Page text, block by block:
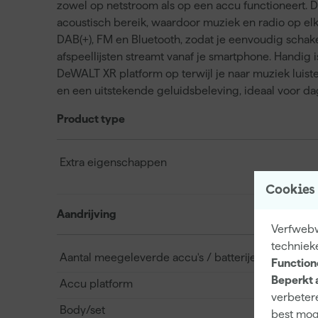
Cookies
Beperkt
best
zowel op netstroom als op een accu functioneert.
acoustisch bereik, waardoor muziek en radio op
DAB(+), FM en Bluetooth, zodat je eenvoudig
afspeellijsten streamt vanaf je smartphone.
DeWALT XR platform op terwijl je naar muziek
en een uitstekende geluidsbeleving, ideaal voor
Product type
Extra eigenschappen
Aandrijving
Aantal meegeleverde accu's / batterijen
Accu platform
Body/set